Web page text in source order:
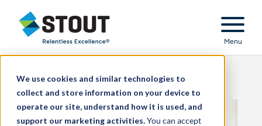
We use cookies and similar technologies to
collect and store information on your device to
operate our site, understand how it is used, and
support our marketing activities.You can accept
Stout Relentless Excellence
Menu